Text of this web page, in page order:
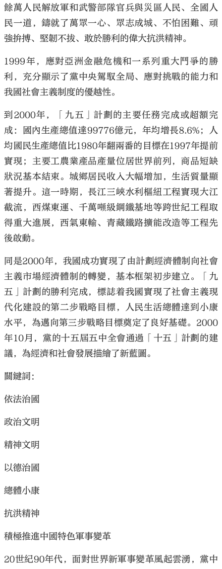
餘萬人民解放軍和武警部隊官兵與災區人民、全國人
民一道，鑄就了萬眾一心、眾志成城、不怕困難、頑
強拚搏、堅韌不拔、敢於勝利的偉大抗洪精神。
1999年，應對亞洲金融危機和一系列重大鬥爭的勝
利，充分顯示了黨中央駕馭全局、應對挑戰的能力和
我國社會主義制度的優越性。
到2000年，「九五」計劃的主要任務完成或超額完
成：國內生產總值達99776億元，年均增長8.6%；人
均國民生產總值比1980年翻兩番的目標在1997年提前
實現；主要工農業產品產量位居世界前列，商品短缺
狀況基本結束。城鄉居民收入大幅增加，生活質量顯
著提升。這一時期，長江三峽水利樞紐工程實現大江
截流，西煤東運、千萬噸級鋼鐵基地等跨世紀工程取
得重大進展，西氣東輸、青藏鐵路擴能改造等工程先
後啟動。
同是2000年，我國成功實現了由計劃經濟體制向社會
主義市場經濟體制的轉變，基本框架初步建立。「九
五」計劃的勝利完成，標誌着我國實現了社會主義現
代化建設的第二步戰略目標，人民生活總體達到小康
水平，為邁向第三步戰略目標奠定了良好基礎。2000
年10月，黨的十五屆五中全會通過「十五」計劃的建
議，為經濟和社會發展描繪了新藍圖。
關鍵詞：
依法治國
政治文明
精神文明
以德治國
總體小康
抗洪精神
積極推進中國特色軍事變革
20世紀90年代，面對世界新軍事變革風起雲湧，黨中